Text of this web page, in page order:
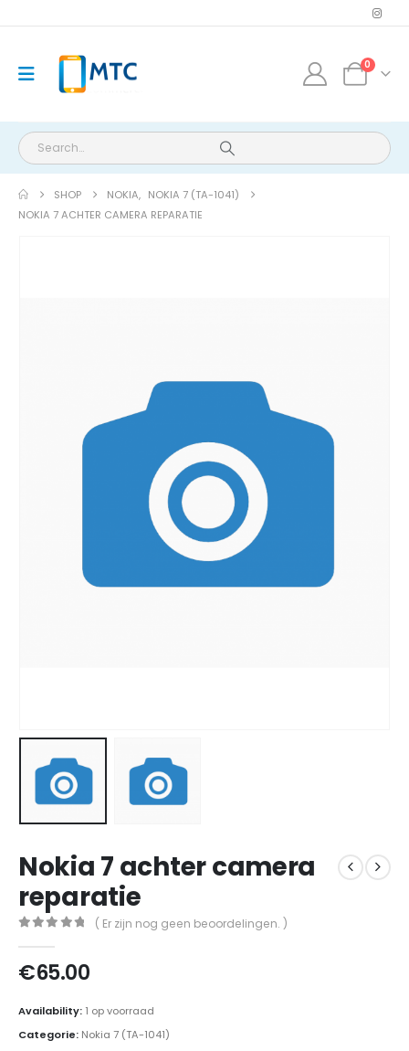
0
SHOP NOKIA, NOKIA 7 (TA-1041)
NOKIA 7 ACHTER CAMERA REPARATIE
Nokia 7 achter camera
reparatie
( Er zijn nog geen beoordelingen. )
€65.00
Availability: 1 op voorraad
Categorie: Nokia 7 (TA-1041)